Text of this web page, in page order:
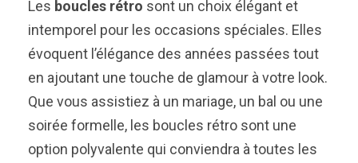
Les boucles rétro sont un choix élégant et
intemporel pour les occasions spéciales. Elles
évoquent l’élégance des années passées tout
en ajoutant une touche de glamour à votre look.
Que vous assistiez à un mariage, un bal ou une
soirée formelle, les boucles rétro sont une
option polyvalente qui conviendra à toutes les